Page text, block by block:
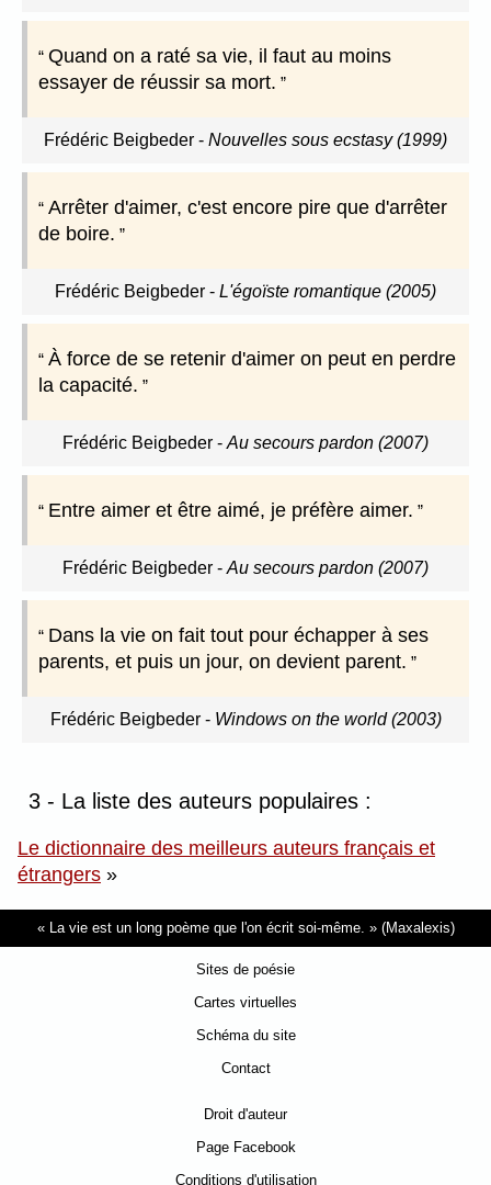
Quand on a raté sa vie, il faut au moins
essayer de réussir sa mort.
Frédéric Beigbeder - Nouvelles sous ecstasy (1999)
Arrêter d'aimer, c'est encore pire que d'arrêter
de boire.
Frédéric Beigbeder - L'égoïste romantique (2005)
À force de se retenir d'aimer on peut en perdre
la capacité.
Frédéric Beigbeder - Au secours pardon (2007)
Entre aimer et être aimé, je préfère aimer.
Frédéric Beigbeder - Au secours pardon (2007)
Dans la vie on fait tout pour échapper à ses
parents, et puis un jour, on devient parent.
Frédéric Beigbeder- Windows on the world (2003)
3 - La liste des auteurs populaires :
Le dictionnaire des meilleurs auteurs français et
étrangers »
La vie est un long poème que l'on écrit soi-même. (Maxalexis)
Sites de poésie
Cartes virtuelles
Schéma du site
Contact
Droit d'auteur
Page Facebook
Conditions d'utilisation